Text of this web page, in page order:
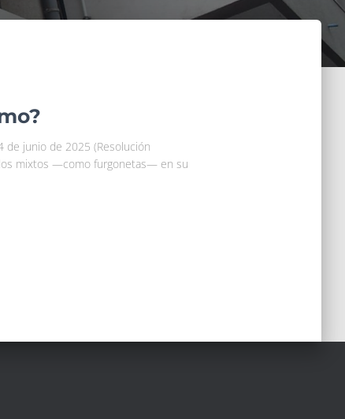
de junio de 2025 (Resolución
mixtos —como furgonetas— en su